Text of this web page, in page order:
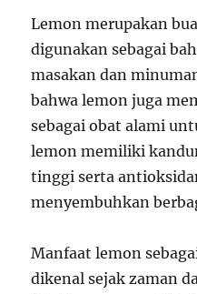
Lemon merupakan
digunakan sebagai
masakan dan
bahwa lemon juga
sebagai obat alami
lemon memiliki
tinggi serta
menyembuhkan
Manfaat lemon
dikenal sejak zaman